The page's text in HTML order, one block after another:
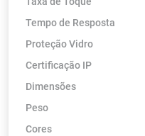
Tempo de Resposta
Proteção Vidro
Certificação IP
Dimensões
Peso
Cores